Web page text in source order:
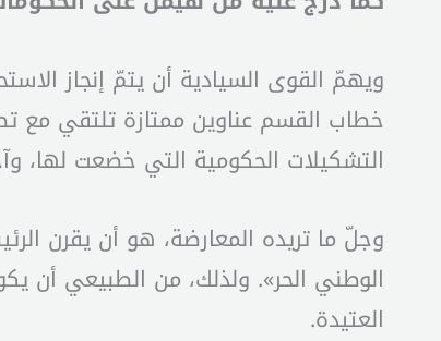
ويهمّ القوى السيادية أن يتمّ إنجاز
خطاب القسم عناوين ممتازة تلتقي مع
التشكيلات الحكومية التي خضعت لها،
وجلّ ما تريده المعارضة، هو أن يقرن
الوطني الحر». ولذلك، من الطبيعي أن
العتيدة.